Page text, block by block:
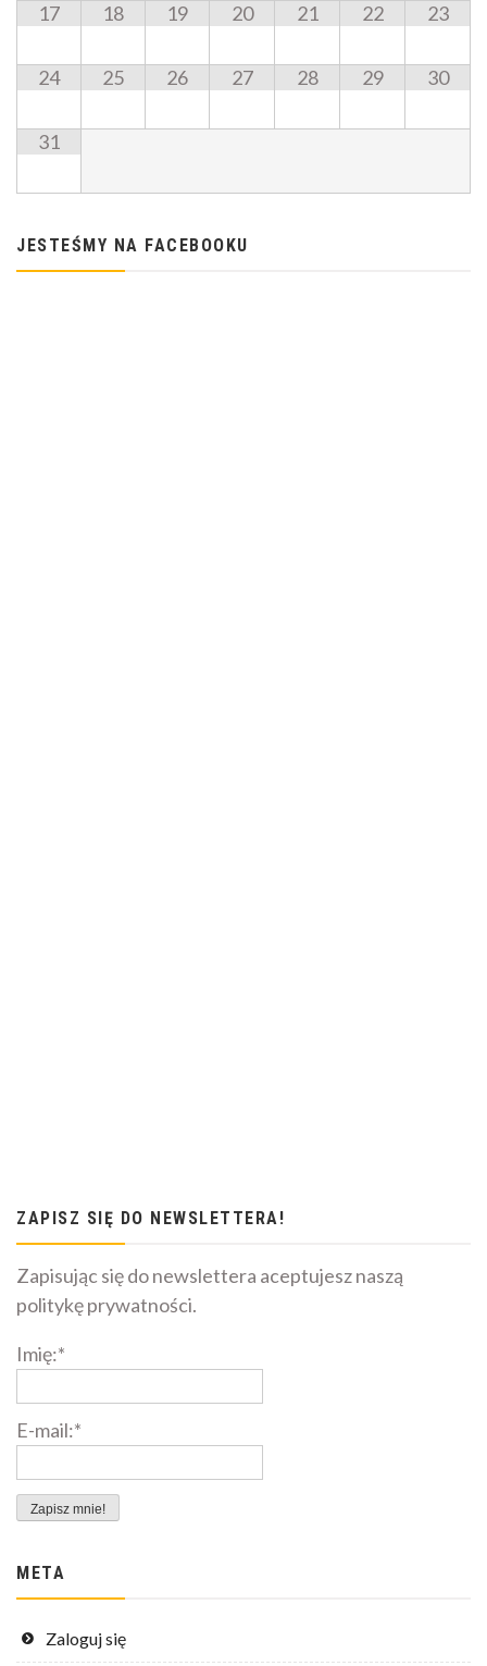
17 18 19 20 21 22 23
24 25 26 27 28 29 30
31
JESTEŚMY NA FACEBOOKU
ZAPISZ SIĘ DO NEWSLETTERA!
Zapisując się do newslettera aceptujesz naszą
politykę prywatności.
Imię:*
E-mail:*
META
Zaloguj się